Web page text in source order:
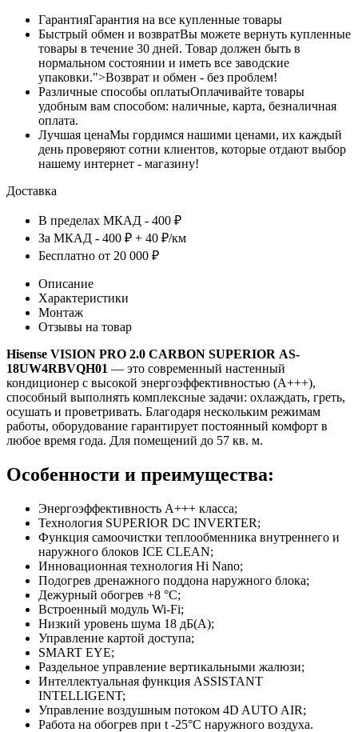
ГарантияГарантия на все купленные товары
Быстрый обмен и возвратВы можете вернуть купленные
товары в течение 30 дней. Товар должен быть в
нормальном состоянии и иметь все заводские
упаковки.">Возврат и обмен - без проблем!
Различные способы оплатыОплачивайте товары
удобным вам способом: наличные, карта, безналичная
оплата.
Лучшая ценаМы гордимся нашими ценами, их каждый
день проверяют сотни клиентов, которые отдают выбор
нашему интернет - магазину!
Доставка
В пределах МКАД - 400 ₽
За МКАД - 400 ₽ + 40 ₽/км
Бесплатно от 20 000 ₽
Описание
Характеристики
Монтаж
Отзывы на товар
Hisense VISION PRO 2.0 CARBON SUPERIOR AS-
18UW4RBVQH01 — это современный настенный
кондиционер с высокой энергоэффективностью (А+++),
способный выполнять комплексные задачи: охлаждать, греть,
осушать и проветривать. Благодаря нескольким режимам
работы, оборудование гарантирует постоянный комфорт в
любое время года. Для помещений до 57 кв. м.
Особенности и преимущества:
Энергоэффективность А+++ класса;
Технология SUPERIOR DC INVERTER;
Функция самоочистки теплообменника внутреннего и
наружного блоков ICE CLEAN;
Инновационная технология Hi Nano;
Подогрев дренажного поддона наружного блока;
Дежурный обогрев +8 °С;
Встроенный модуль Wi-Fi;
Низкий уровень шума 18 дБ(А);
Управление картой доступа;
SMART EYE;
Раздельное управление вертикальными жалюзи;
Интеллектуальная функция ASSISTANT
INTELLIGENT;
Управление воздушным потоком 4D AUTO AIR;
Работа на обогрев при t -25°С наружного воздуха.